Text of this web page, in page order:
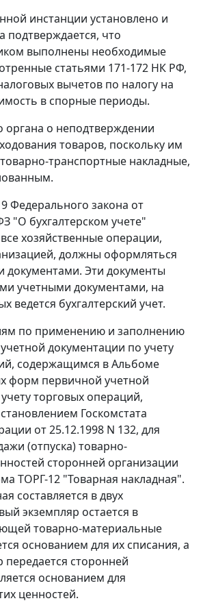
инстанции установлено и
подтверждается, что
выполнены необходимые
статьями 171-172 НК РФ,
вычетов по налогу на
в спорные периоды.
органа о неподтверждении
товаров, поскольку им
транспортные накладные,
Федерального закона от
"О бухгалтерском учете"
хозяйственные операции,
должны оформляться
документами. Эти документы
учетными документами, на
ведется бухгалтерский учет.
по применению и заполнению
документации по учету
содержащимся вАльбоме
форм первичной учетной
торговых операций,
Госкомстата
от 25.12.1998 N 132, для
(отпуска) товарно-
сторонней организации
ТОРГ-12 "Товарная накладная".
составляется в двух
экземпляр остается в
товарно-материальные
основанием для их списания, а
передается сторонней
основанием для
ценностей.